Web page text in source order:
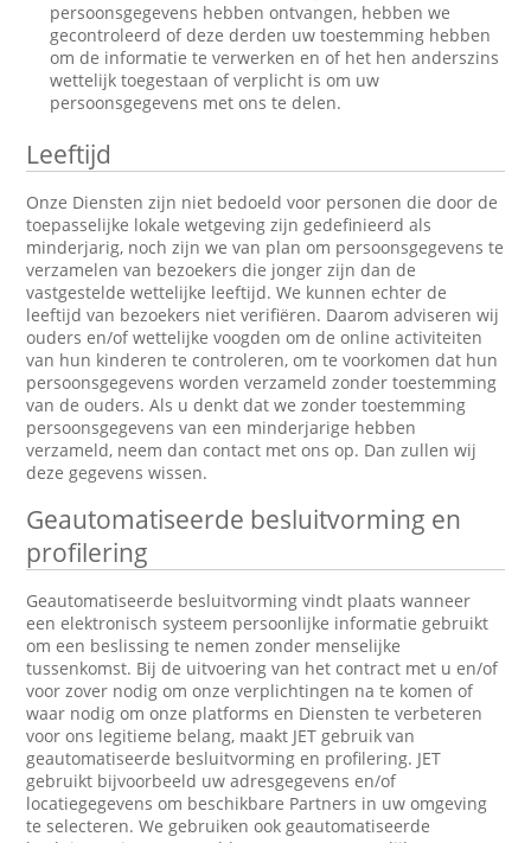
persoonsgegevens hebben ontvangen, hebben we
gecontroleerd of deze derden uw toestemming hebben
om de informatie te verwerken en of het hen anderszins
wettelijk toegestaan of verplicht is om uw
persoonsgegevens met ons te delen.
Leeftijd
Onze Diensten zijn niet bedoeld voor personen die door de
toepasselijke lokale wetgeving zijn gedefinieerd als
minderjarig, noch zijn we van plan om persoonsgegevens te
verzamelen van bezoekers die jonger zijn dan de
vastgestelde wettelijke leeftijd. We kunnen echter de
leeftijd van bezoekers niet verifiëren. Daarom adviseren wij
ouders en/of wettelijke voogden om de online activiteiten
van hun kinderen te controleren, om te voorkomen dat hun
persoonsgegevens worden verzameld zonder toestemming
van de ouders. Als u denkt dat we zonder toestemming
persoonsgegevens van een minderjarige hebben
verzameld, neem dan contact met ons op. Dan zullen wij
deze gegevens wissen.
Geautomatiseerde besluitvorming en
profilering
Geautomatiseerde besluitvorming vindt plaats wanneer
een elektronisch systeem persoonlijke informatie gebruikt
om een beslissing te nemen zonder menselijke
tussenkomst. Bij de uitvoering van het contract met u en/of
voor zover nodig om onze verplichtingen na te komen of
waar nodig om onze platforms en Diensten te verbeteren
voor ons legitieme belang, maakt JET gebruik van
geautomatiseerde besluitvorming en profilering. JET
gebruikt bijvoorbeeld uw adresgegevens en/of
locatiegegevens om beschikbare Partners in uw omgeving
te selecteren. We gebruiken ook geautomatiseerde